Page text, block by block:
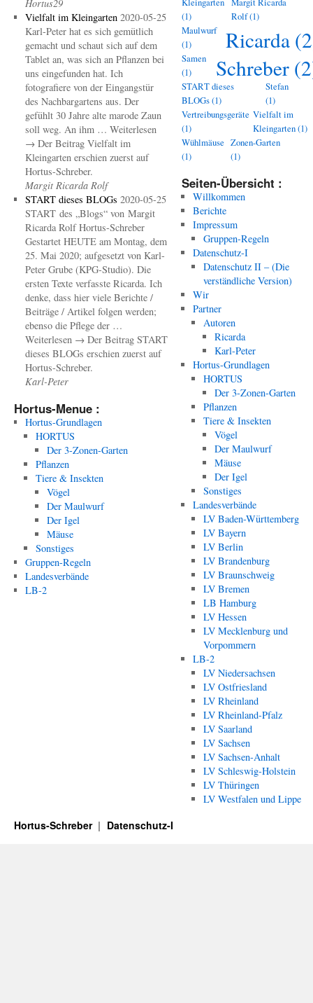
Hortus29
Vielfalt im Kleingarten 2020-05-25
Karl-Peter hat es sich gemütlich
gemacht und schaut sich auf dem
Tablet an, was sich an Pflanzen bei
uns eingefunden hat. Ich
fotografiere von der Eingangstür
des Nachbargartens aus. Der
gefühlt 30 Jahre alte marode Zaun
soll weg. An ihm … Weiterlesen
→ Der Beitrag Vielfalt im
Kleingarten erschien zuerst auf
Hortus-Schreber.
Margit Ricarda Rolf
START dieses BLOGs 2020-05-25
START des „Blogs“ von Margit
Ricarda Rolf Hortus-Schreber
Gestartet HEUTE am Montag, dem
25. Mai 2020; aufgesetzt von Karl-
Peter Grube (KPG-Studio). Die
ersten Texte verfasste Ricarda. Ich
denke, dass hier viele Berichte /
Beiträge / Artikel folgen werden;
ebenso die Pflege der …
Weiterlesen → Der Beitrag START
dieses BLOGs erschien zuerst auf
Hortus-Schreber.
Karl-Peter
Hortus-Menue :
Hortus-Grundlagen
HORTUS
Der 3-Zonen-Garten
Pflanzen
Tiere & Insekten
Vögel
Der Maulwurf
Der Igel
Mäuse
Sonstiges
Gruppen-Regeln
Landesverbände
LB-2
(1)
Rolf(1)
Maulwurf
(1)
Ricarda
Samen
(1)
Schreber
START dieses
BLOGs(1)
Stefan
(1)
Vertreibungsgeräte
(1)
Vielfalt im
Kleingarten(1)
Wühlmäuse
(1)
Zonen-Garten
(1)
Seiten-Übersicht :
Willkommen
Berichte
Impressum
Gruppen-Regeln
Datenschutz-I
Datenschutz II – (Die
verständliche Version)
Wir
Partner
Autoren
Ricarda
Karl-Peter
Hortus-Grundlagen
HORTUS
Der 3-Zonen-Garten
Pflanzen
Tiere & Insekten
Vögel
Der Maulwurf
Mäuse
Der Igel
Sonstiges
Landesverbände
LV Baden-Württemberg
LV Bayern
LV Berlin
LV Brandenburg
LV Braunschweig
LV Bremen
LB Hamburg
LV Hessen
LV Mecklenburg und
Vorpommern
LB-2
LV Niedersachsen
LV Ostfriesland
LV Rheinland
LV Rheinland-Pfalz
LV Saarland
LV Sachsen
LV Sachsen-Anhalt
LV Schleswig-Holstein
LV Thüringen
LV Westfalen und Lippe
Hortus-Schreber Datenschutz-I